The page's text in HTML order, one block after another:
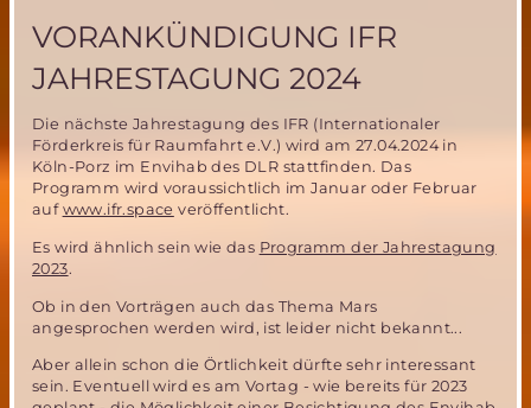
VORANKÜNDIGUNG IFR
JAHRESTAGUNG 2024
Die nächste Jahrestagung des IFR (Internationaler
Förderkreis für Raumfahrt e.V.) wird am 27.04.2024 in
Köln-Porz im Envihab des DLR stattfinden. Das
Programm wird voraussichtlich im Januar oder Februar
auf www.ifr.space veröffentlicht.
Es wird ähnlich sein wie das Programm der Jahrestagung
2023.
Ob in den Vorträgen auch das Thema Mars
angesprochen werden wird, ist leider nicht bekannt...
Aber allein schon die Örtlichkeit dürfte sehr interessant
sein. Eventuell wird es am Vortag - wie bereits für 2023